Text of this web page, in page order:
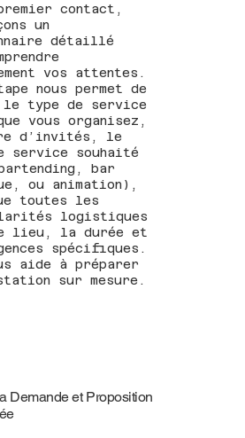
contact,
un
détaillé
vos attentes.
nous permet de
type de service
vous organisez,
d’invités, le
service souhaité
bar
ou animation),
toutes les
logistiques
le lieu, la durée et
spécifiques.
aide à préparer
sur mesure.
Demande et Proposition